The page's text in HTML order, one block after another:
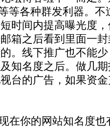
等各种群发利器。
时间内提高曝光度
箱之后看到里面一
。线下推广也不能
知名度之后。做几
台的广告，如果资
在你的网站知名度